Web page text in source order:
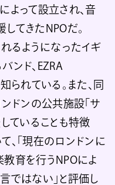
よって設立され、音
てきたNPOだ。
るようになったイギ
ンド、EZRA
られている。また、同
ドンの公共施設「サ
していることも特徴
、「現在のロンドンに
育を行うNPOによ
ではない」と評価し